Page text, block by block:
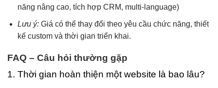
năng nâng cao, tích hợp CRM, multi-language)
Lưu ý:Giá có thể thay đổi theo yêu cầu chức năng, thiết
kế custom và thời gian triển khai.
FAQ – Câu hỏi thường gặp
1. Thời gian hoàn thiện một website là bao lâu?